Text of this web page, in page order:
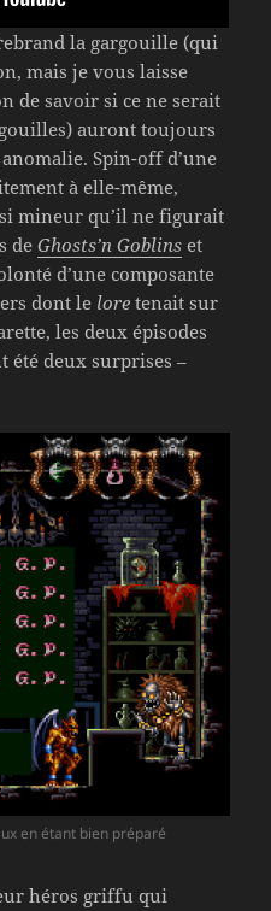
la gargouille (qui
mais je vous laisse
de savoir si ce ne serait
auront toujours
Spin-off d’une
à elle-même,
mineur qu’il ne figurait
deGhosts’n Goblins et
d’une composante
dont le lore tenait sur
les deux épisodes
été deux surprises –
en étant bien préparé
héros griffu qui